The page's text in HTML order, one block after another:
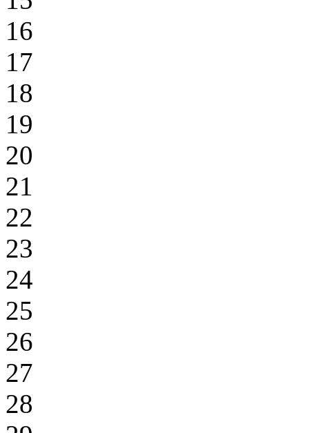
16
17
18
19
20
21
22
23
24
25
26
27
28